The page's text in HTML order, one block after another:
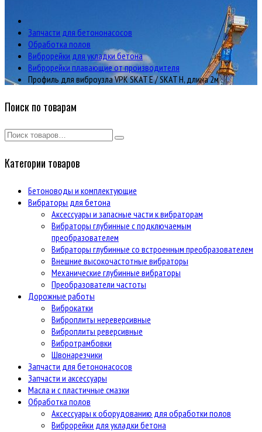
Запчасти для бетононасосов
Обработка полов
Виброрейки для укладки бетона
Виброрейки плавающие от производителя
Профиль для виброузла VPK SKAT E / SKAT H, длина 2м
Поиск по товарам
Категории товаров
Бетоноводы и комплектующие
Вибраторы для бетона
Аксессуары и запасные части к вибраторам
Вибраторы глубинные с подключаемым
преобразователем
Вибраторы глубинные со встроенным преобразователем
Внешние высокочастотные вибраторы
Механические глубинные вибраторы
Преобразователи частоты
Дорожные работы
Виброкатки
Виброплиты нереверсивные
Виброплиты реверсивные
Вибротрамбовки
Швонарезчики
Запчасти для бетононасосов
Запчасти и аксессуары
Масла и с пластичные смазки
Обработка полов
Аксессуары к оборудованию для обработки полов
Виброрейки для укладки бетона